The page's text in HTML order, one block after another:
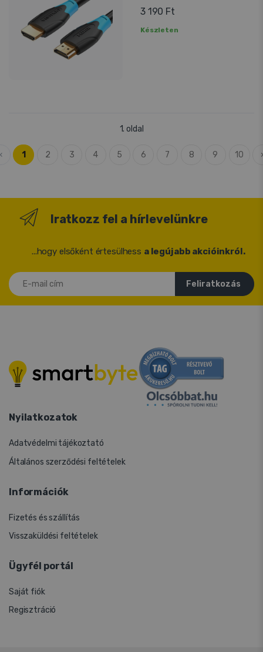
3 190 Ft
Készleten
1. oldal
1 2 3 4 5 6 7 8 9 10
Iratkozz fel a hírlevelünkre
...hogy elsőként értesülhess a legújabb akcióinkról.
E-mail cím
Feliratkozás
Nyilatkozatok
Adatvédelmi tájékoztató
Általános szerződési feltételek
Információk
Fizetés és szállítás
Visszaküldési feltételek
Ügyfél portál
Saját fiók
Regisztráció